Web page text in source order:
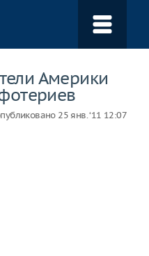
Америки
25 янв. ‘11 12:07